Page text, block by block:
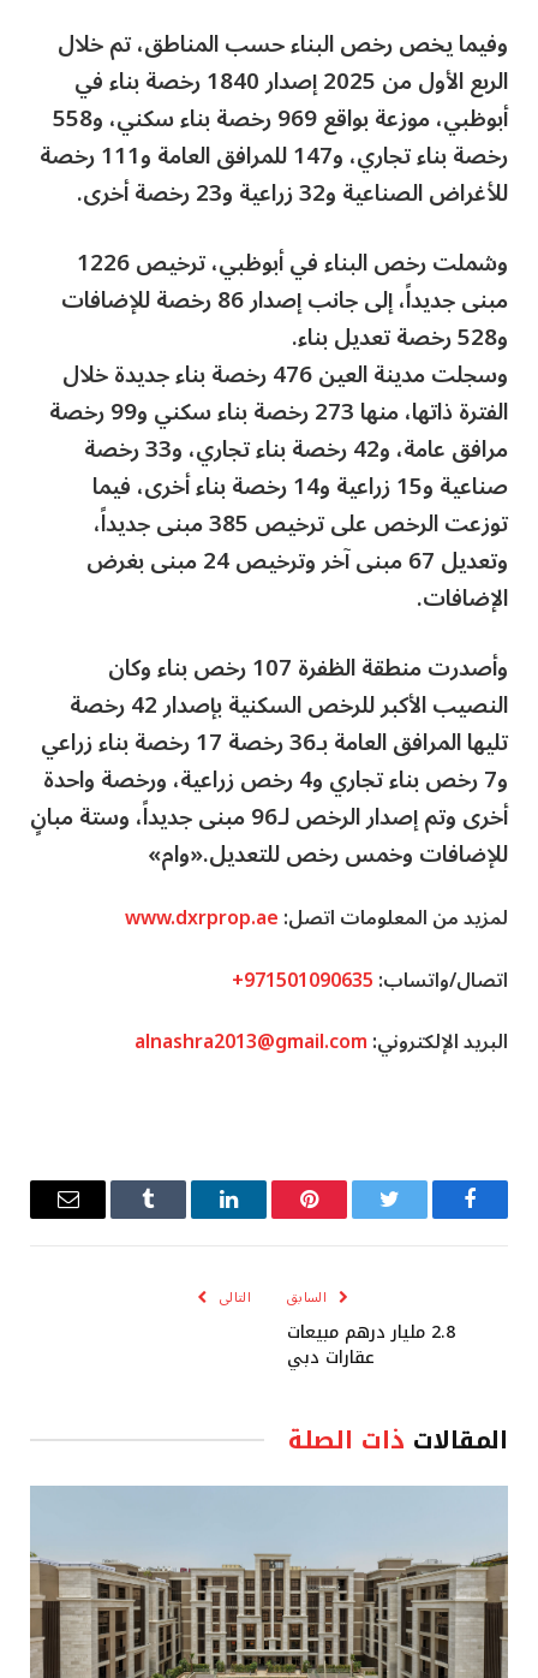
وفيما يخص رخص البناء حسب المناطق، تم خلال
الربع الأول من 2025 إصدار 1840 رخصة بناء في
أبوظبي، موزعة بواقع 969 رخصة بناء سكني، و558
رخصة بناء تجاري، و147 للمرافق العامة و111 رخصة
للأغراض الصناعية و32 زراعية و23 رخصة أخرى.
وشملت رخص البناء في أبوظبي، ترخيص 1226
مبنى جديداً، إلى جانب إصدار 86 رخصة للإضافات
و528 رخصة تعديل بناء.
وسجلت مدينة العين 476 رخصة بناء جديدة خلال
الفترة ذاتها، منها 273 رخصة بناء سكني و99 رخصة
مرافق عامة، و42 رخصة بناء تجاري، و33 رخصة
صناعية و15 زراعية و14 رخصة بناء أخرى، فيما
توزعت الرخص على ترخيص 385 مبنى جديداً،
وتعديل 67 مبنى آخر وترخيص 24 مبنى بغرض
الإضافات.
وأصدرت منطقة الظفرة 107 رخص بناء وكان
النصيب الأكبر للرخص السكنية بإصدار 42 رخصة
تليها المرافق العامة بـ36 رخصة 17 رخصة بناء زراعي
و7 رخص بناء تجاري و4 رخص زراعية، ورخصة واحدة
أخرى وتم إصدار الرخص لـ96 مبنى جديداً، وستة مبانٍ
للإضافات وخمس رخص للتعديل.«وام»
لمزيد من المعلومات اتصل:www.dxrprop.ae
اتصال/واتساب:+971501090635
البريد الإلكتروني:alnashra2013@gmail.com
فيسبوك تويتر بينتيريستلينكدإن Tumblr
البريد
السابق
2.8 مليار درهم مبيعات
عقارات دبي
التالى
المقالات ذات الصلة